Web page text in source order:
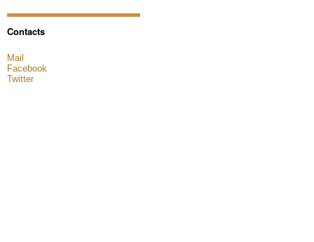
Contacts
Mail
Facebook
Twitter